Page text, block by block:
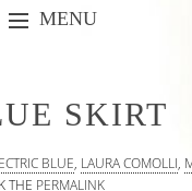
MENU
SKIRT
BLUE, LAURA COMOLLI,
THE PERMALINK